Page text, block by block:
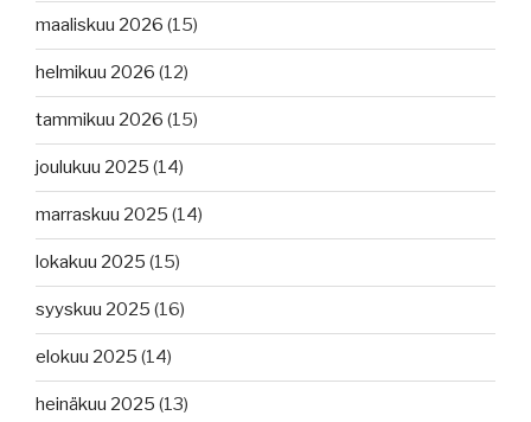
maaliskuu 2026 (15)
helmikuu 2026 (12)
tammikuu 2026 (15)
joulukuu 2025 (14)
marraskuu 2025 (14)
lokakuu 2025 (15)
syyskuu 2025 (16)
elokuu 2025 (14)
heinäkuu 2025 (13)